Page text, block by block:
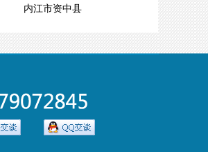
内江市资中县